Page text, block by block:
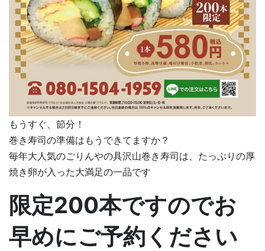
もうすぐ、節分！
巻き寿司の準備はもうできてますか？
毎年大人気のごりんやの具沢山巻き寿司は、たっぷりの厚
焼き卵が入った大満足の一品です
限定200本ですのでお
早めにご予約ください